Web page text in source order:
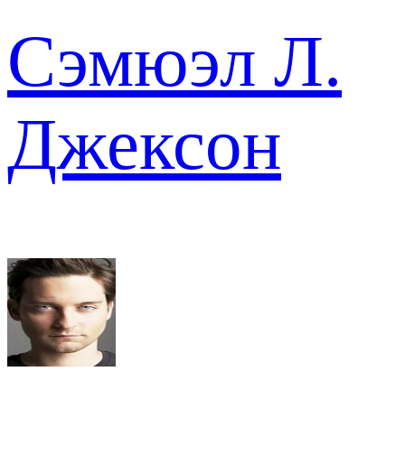
Сэмюэл Л.
Джексон